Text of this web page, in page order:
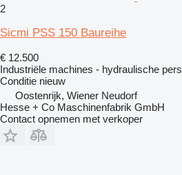
2
Sicmi PSS 150 Baureihe
€ 12.500
Industriële machines - hydraulische pers
Conditie nieuw
Oostenrijk, Wiener Neudorf
Hesse + Co Maschinenfabrik GmbH
Contact opnemen met verkoper